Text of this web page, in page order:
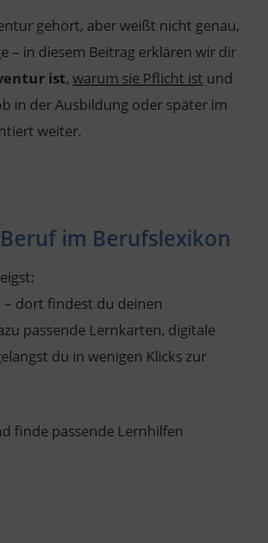
gehört, aber weißt nicht genau,
– in diesem Beitrag erklären wir dir
ist, warum sie Pflicht ist und
in der Ausbildung oder später im
weiter.
im Berufslexikon
– dort findest du deinen
passende Lernkarten, digitale
du in wenigen Klicks zur
finde passende Lernhilfen